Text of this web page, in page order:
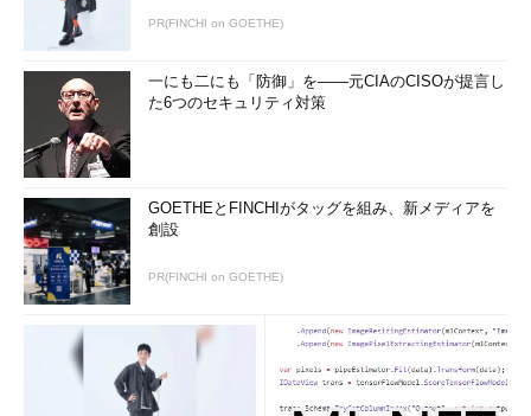
PR(FINCHI on GOETHE)
一にも二にも「防御」を――元CIAのCISOが提言し
た6つのセキュリティ対策
GOETHEとFINCHIがタッグを組み、新メディアを
創設
PR(FINCHI on GOETHE)